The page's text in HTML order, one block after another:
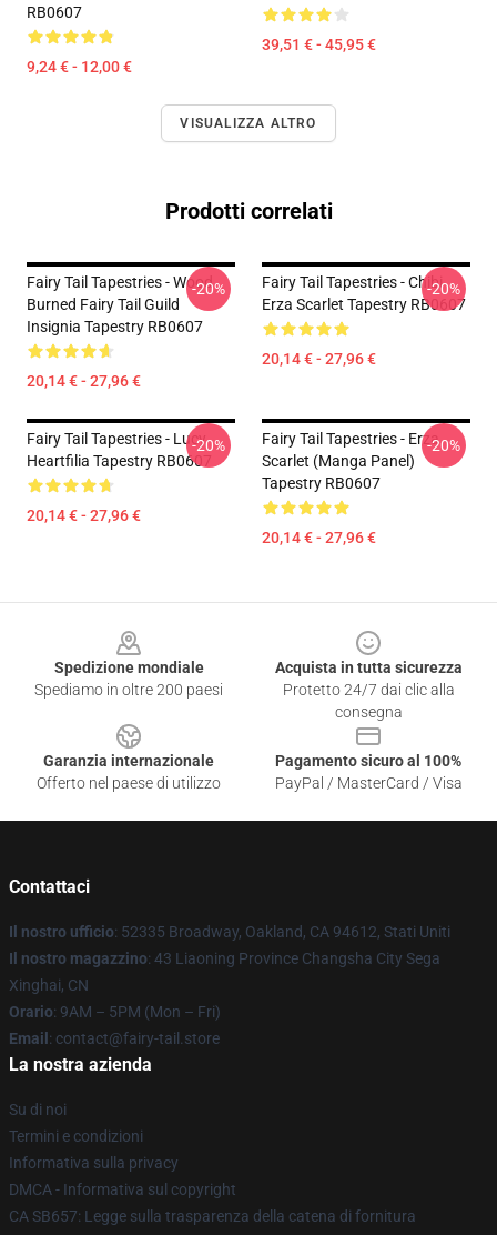
RB0607
9,24 € - 12,00 €
39,51 € - 45,95 €
VISUALIZZA ALTRO
Prodotti correlati
Fairy Tail Tapestries - Wood
Burned Fairy Tail Guild
Insignia Tapestry RB0607
20,14 € - 27,96 €
-20%
Fairy Tail Tapestries - Chibi
Erza Scarlet Tapestry RB0607
20,14 € - 27,96 €
-20%
Fairy Tail Tapestries - Lucy
Heartfilia Tapestry RB0607
20,14 € - 27,96 €
-20%
Fairy Tail Tapestries - Erza
Scarlet (Manga Panel)
Tapestry RB0607
20,14 € - 27,96 €
-20%
Spedizione mondiale
Spediamo in oltre 200 paesi
Acquista in tutta sicurezza
Protetto 24/7 dai clic alla
consegna
Garanzia internazionale
Offerto nel paese di utilizzo
Pagamento sicuro al 100%
PayPal / MasterCard / Visa
Contattaci
Il nostro ufficio: 52335 Broadway, Oakland, CA 94612, Stati Uniti
Il nostro magazzino: 43 Liaoning Province Changsha City Sega
Xinghai, CN
Orario: 9AM – 5PM (Mon – Fri)
Email : contact@fairy-tail.store
La nostra azienda
Su di noi
Termini e condizioni
Informativa sulla privacy
DMCA - Informativa sul copyright
CA SB657: Legge sulla trasparenza della catena di fornitura